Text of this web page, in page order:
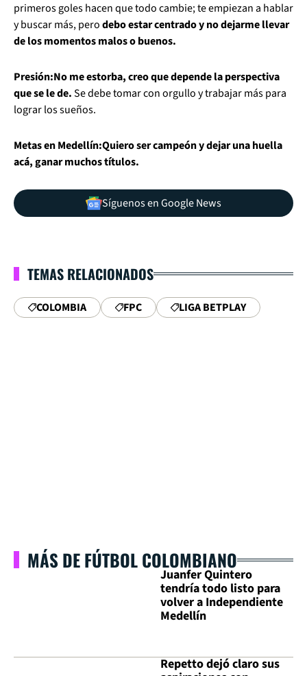
primeros goles hacen que todo cambie; te empiezan a hablar
y buscar más, perodebo estar centrado y no dejarme llevar
de los momentos malos o buenos.
Presión:No me estorba, creo que depende la perspectiva
que se le de.Se debe tomar con orgullo y trabajar más para
lograr los sueños.
Metas en Medellín:Quiero ser campeón y dejar una huella
acá, ganar muchos títulos.
Síguenos en Google News
TEMAS RELACIONADOS
COLOMBIA FPC LIGA BETPLAY
MÁS DE FÚTBOL COLOMBIANO
Juanfer Quintero
tendría todo listo para
volver a Independiente
Medellín
Repetto dejó claro sus